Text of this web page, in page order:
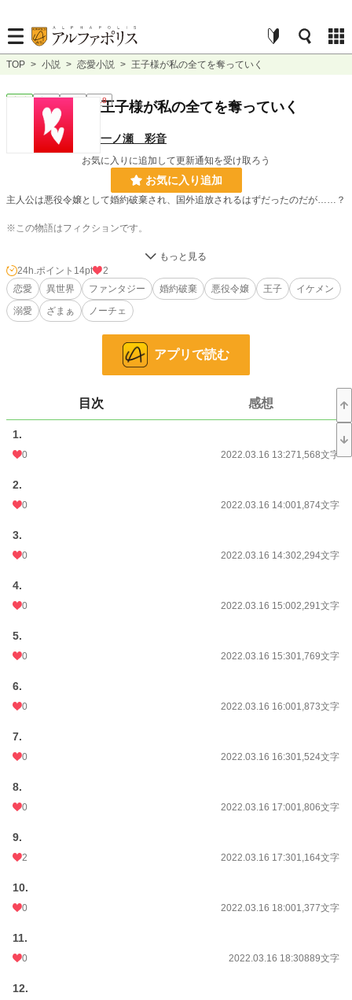
TOP > 小説 > 恋愛小説 > 王子様が私の全てを奪っていく
完結 短編 R18王子様が私の全てを奪っていく
一ノ瀬 彩音
お気に入りに追加して更新通知を受け取ろう
お気に入り追加
主人公は悪役令嬢として婚約破棄され、国外追放されるはずだったのだが……？
※この物語はフィクションです。
R18作品ですので性描写など苦手なお方や未成年のお方はご遠慮下さい。
小説 29,624 位 / 228,743 件
恋愛 12,564 位 / 66,363 件
43,049
更新日時
初回公開日時
初回完結日時
週間ポイント
月間ポイント
24h.ポイント 14pt
2
恋愛
異世界 ファンタジー 婚約破棄 悪役令嬢 王子
イケメン
溺愛
ざまぁ ノーチェ
アプリで読む
目次 感想
1.
0 2022.03.16 13:271,568文字
2.
0 2022.03.16 14:001,874文字
3.
0 2022.03.16 14:302,294文字
4.
0 2022.03.16 15:002,291文字
5.
0 2022.03.16 15:301,769文字
6.
0 2022.03.16 16:001,873文字
7.
0 2022.03.16 16:301,524文字
8.
0 2022.03.16 17:001,806文字
9.
2 2022.03.16 17:301,164文字
10.
0 2022.03.16 18:001,377文字
11.
0 2022.03.16 18:30889文字
12.